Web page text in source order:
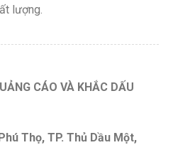
lượng.
CÁO VÀ KHẮC DẤU
Thọ, TP. Thủ Dầu Một,